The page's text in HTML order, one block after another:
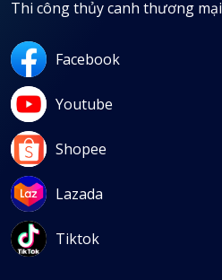
Thi công thủy canh thương mại
Facebook
Youtube
Shopee
Lazada
Tiktok